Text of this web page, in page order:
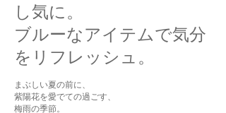
し気に。
ブルーなアイテムで気分
をリフレッシュ。
まぶしい夏の前に、
紫陽花を愛でての過ごす、
梅雨の季節。